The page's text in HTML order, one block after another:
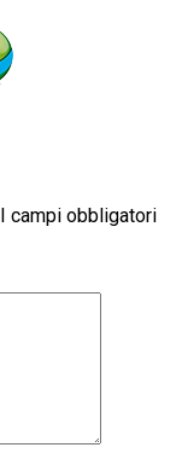
I campi obbligatori